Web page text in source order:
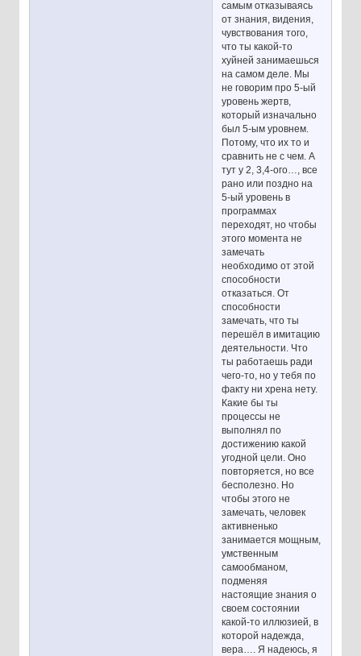
самым отказываясь
от знания, видения,
чувствования того,
что ты какой-то
хуйней занимаешься
на самом деле. Мы
не говорим про 5-ый
уровень жертв,
который изначально
был 5-ым уровнем.
Потому, что их то и
сравнить не с чем. А
тут у 2, 3,4-ого…, все
рано или поздно на
5-ый уровень в
программах
переходят, но чтобы
этого момента не
замечать
необходимо от этой
способности
отказаться. От
способности
замечать, что ты
перешёл в имитацию
деятельности. Что
ты работаешь ради
чего-то, но у тебя по
факту ни хрена нету.
Какие бы ты
процессы не
выполнял по
достижению какой
угодной цели. Оно
повторяется, но все
бесполезно. Но
чтобы этого не
замечать, человек
активненько
занимается мощным,
умственным
самообманом,
подменяя
настоящие знания о
своем состоянии
какой-то иллюзией, в
которой надежда,
вера…. Я надеюсь, я